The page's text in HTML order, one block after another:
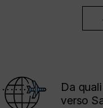
Da
verso